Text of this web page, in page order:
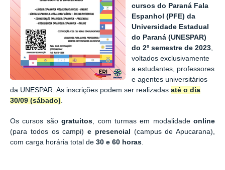
cursos do Paraná Fala
Espanhol (PFE) da
Universidade Estadual
do Paraná (UNESPAR)
do 2º semestre de 2023
voltados exclusivamente
a estudantes, professores
e agentes universitários
da UNESPAR. As inscrições podem ser realizadas até o dia
30/09 (sábado)
Os cursos sãogratuitos, com turmas em modalidade online
(para todos os campi) e presencial (campus de Apucarana),
com carga horária total de 30 e 60 horas.